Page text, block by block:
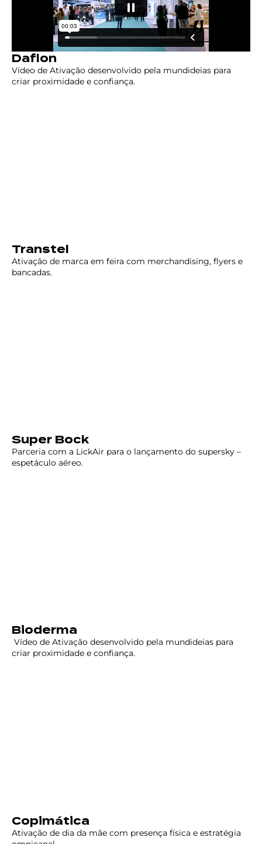
Daflon
Vídeo de Ativação desenvolvido pela mundideias para
criar proximidade e confiança.
Transtel
Ativação de marca em feira com merchandising, flyers e
bancadas.
Super Bock
Parceria com a LickAir para o lançamento do supersky –
espetáculo aéreo.
Bioderma
Vídeo de Ativação desenvolvido pela mundideias para
criar proximidade e confiança.
Copimática
Ativação de dia da mãe com presença física e estratégia